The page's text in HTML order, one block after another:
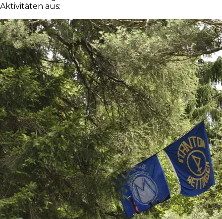
Aktivitäten aus: